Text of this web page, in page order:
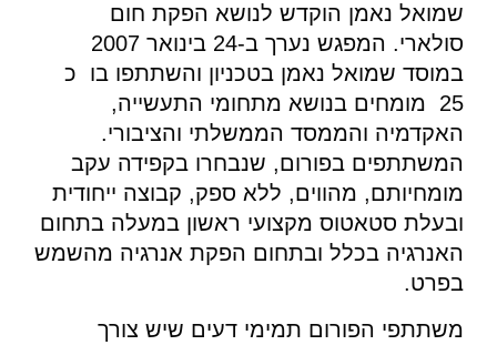
שמואל נאמן הוקדש לנושא הפקת חום
סולארי. המפגש נערך ב-24 בינואר 2007
במוסד שמואל נאמן בטכניון והשתתפו בו כ
25 מומחים בנושא מתחומי התעשייה,
האקדמיה והממסד הממשלתי והציבורי.
המשתתפים בפורום, שנבחרו בקפידה עקב
מומחיותם, מהווים, ללא ספק, קבוצה ייחודית
ובעלת סטאטוס מקצועי ראשון במעלה בתחום
האנרגיה בכלל ובתחום הפקת אנרגיה מהשמש
בפרט.
משתתפי הפורום תמימי דעים שיש צורך